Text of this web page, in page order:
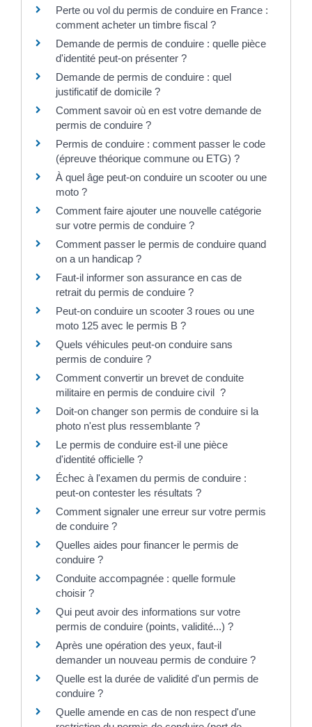
Perte ou vol du permis de conduire en France :
comment acheter un timbre fiscal ?
Demande de permis de conduire : quelle pièce
d'identité peut-on présenter ?
Demande de permis de conduire : quel
justificatif de domicile ?
Comment savoir où en est votre demande de
permis de conduire ?
Permis de conduire : comment passer le code
(épreuve théorique commune ou ETG) ?
À quel âge peut-on conduire un scooter ou une
moto ?
Comment faire ajouter une nouvelle catégorie
sur votre permis de conduire ?
Comment passer le permis de conduire quand
on a un handicap ?
Faut-il informer son assurance en cas de
retrait du permis de conduire ?
Peut-on conduire un scooter 3 roues ou une
moto 125 avec le permis B ?
Quels véhicules peut-on conduire sans
permis de conduire ?
Comment convertir un brevet de conduite
militaire en permis de conduire civil ?
Doit-on changer son permis de conduire si la
photo n'est plus ressemblante ?
Le permis de conduire est-il une pièce
d'identité officielle ?
Échec à l'examen du permis de conduire :
peut-on contester les résultats ?
Comment signaler une erreur sur votre permis
de conduire ?
Quelles aides pour financer le permis de
conduire ?
Conduite accompagnée : quelle formule
choisir ?
Qui peut avoir des informations sur votre
permis de conduire (points, validité...) ?
Après une opération des yeux, faut-il
demander un nouveau permis de conduire ?
Quelle est la durée de validité d'un permis de
conduire ?
Quelle amende en cas de non respect d'une